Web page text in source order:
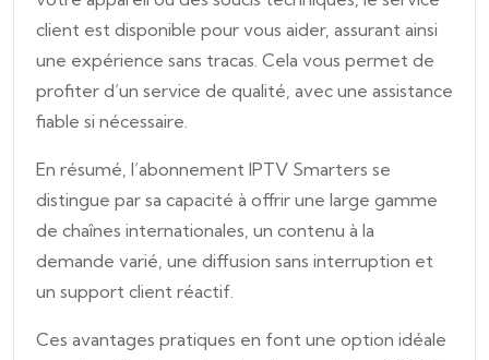
client est disponible pour vous aider, assurant ainsi
une expérience sans tracas. Cela vous permet de
profiter d’un service de qualité, avec une assistance
fiable si nécessaire.
En résumé, l’abonnement IPTV Smarters se
distingue par sa capacité à offrir une large gamme
de chaînes internationales, un contenu à la
demande varié, une diffusion sans interruption et
un support client réactif.
Ces avantages pratiques en font une option idéale